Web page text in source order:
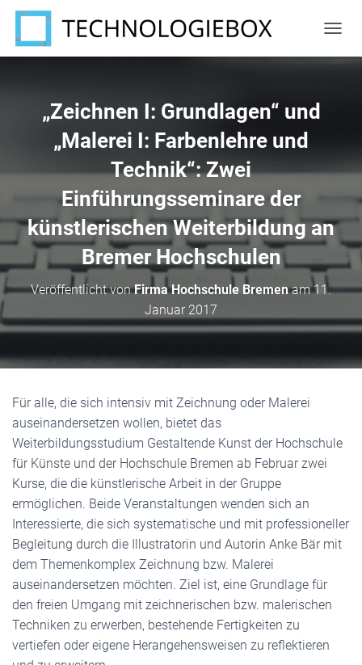
A
S
A
L
E
N
„Zeichnen I: Grundlagen“ und
„Malerei I: Farbenlehre und
Technik“: Zwei
Einführungsseminare der
künstlerischen Weiterbildung an
Bremer Hochschulen
Veröffentlicht vonFirma Hochschule Bremenam11.
Januar 2017
Für alle, die sich intensiv mit Zeichnung oder Malerei
auseinandersetzen wollen, bietet das
Weiterbildungsstudium Gestaltende Kunst der Hochschule
für Künste und der Hochschule Bremen ab Februar zwei
Kurse, die die künstlerische Arbeit in der Gruppe
ermöglichen. Beide Veranstaltungen wenden sich an
Interessierte, die sich systematische und mit professioneller
Begleitung durch die Illustratorin und Autorin Anke Bär mit
dem Themenkomplex Zeichnung bzw. Malerei
auseinandersetzen möchten. Ziel ist, eine Grundlage für
den freien Umgang mit zeichnerischen bzw. malerischen
Techniken zu erwerben, bestehende Fertigkeiten zu
vertiefen oder eigene Herangehensweisen zu reflektieren